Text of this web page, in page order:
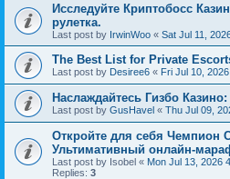
Исследуйте Криптобосс
рулетка.
Last post by IrwinWoo « Sat Jul 11,
The Best List for Private
Last post by Desiree6 « Fri Jul 10,
Наслаждайтесь Гизбо
Last post by GusHavel « Thu Jul 09,
Откройте для себя Чемпион
Ультимативный онлайн-
Last post by Isobel « Mon Jul 13, 2026
Replies: 3